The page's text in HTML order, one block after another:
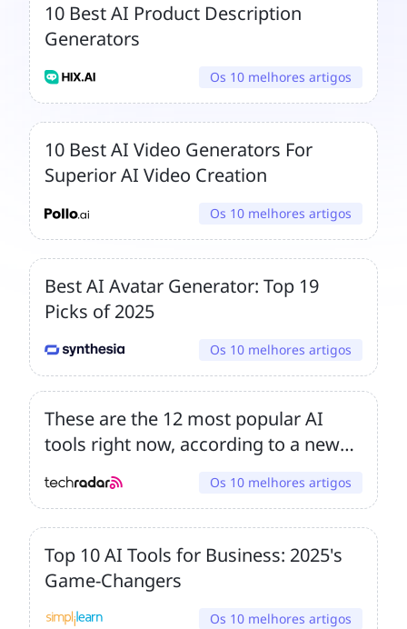
10 Best AI Product Description
Generators
Os 10 melhores artigos
10 Best AI Video Generators For
Superior AI Video Creation
Os 10 melhores artigos
Best AI Avatar Generator: Top 19
Picks of 2025
Os 10 melhores artigos
These are the 12 most popular AI
tools right now, according to a new
ChatGPT
Os 10 melhores artigos
Top 10 AI Tools for Business: 2025's
Game-Changers
Os 10 melhores artigos